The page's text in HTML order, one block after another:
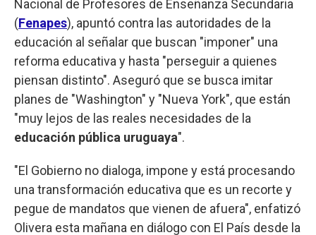
Nacional de Profesores de Enseñanza Secundaria
(Fenapes), apuntó contra las autoridades de la
educación al señalar que buscan "imponer" una
reforma educativa y hasta "perseguir a quienes
piensan distinto". Aseguró que se busca imitar
planes de "Washington" y "Nueva York", que están
"muy lejos de las reales necesidades de la
educación pública uruguaya".
"El Gobierno no dialoga, impone y está procesando
una transformación educativa que es un recorte y
pegue de mandatos que vienen de afuera", enfatizó
Olivera esta mañana en diálogo con El País desde la